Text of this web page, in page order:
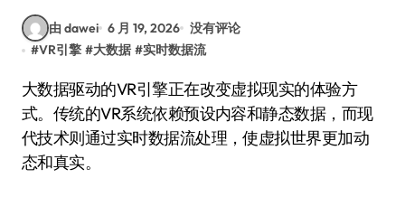
由 dawei 6 月 19, 2026 没有评论
#VR引擎 #大数据 #实时数据流
大数据驱动的VR引擎正在改变虚拟现实的体验方
式。传统的VR系统依赖预设内容和静态数据，而现
代技术则通过实时数据流处理，使虚拟世界更加动
态和真实。